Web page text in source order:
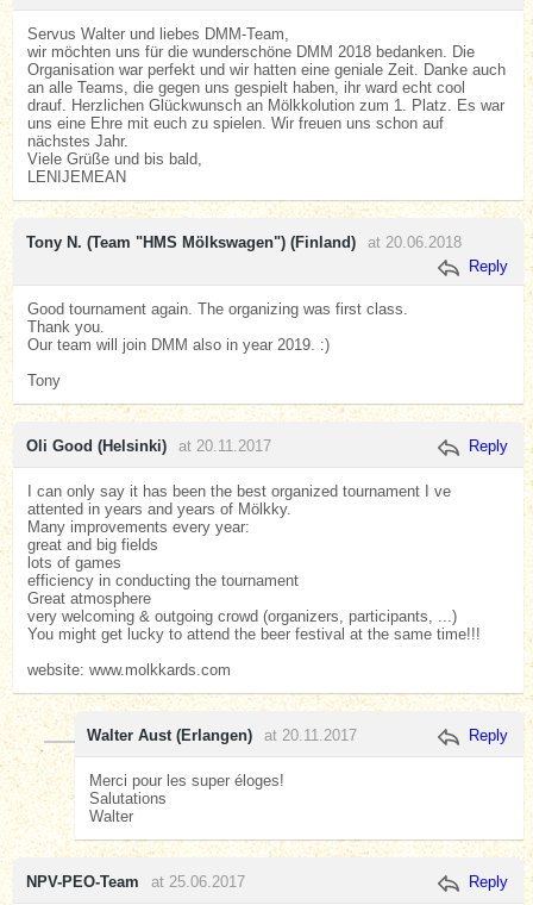
Servus Walter und liebes DMM-Team,
wir möchten uns für die wunderschöne DMM 2018 bedanken. Die
Organisation war perfekt und wir hatten eine geniale Zeit. Danke auch
an alle Teams, die gegen uns gespielt haben, ihr ward echt cool
drauf. Herzlichen Glückwunsch an Mölkkolution zum 1. Platz. Es war
uns eine Ehre mit euch zu spielen. Wir freuen uns schon auf
nächstes Jahr.
Viele Grüße und bis bald,
LENIJEMEAN
Tony N. (Team "HMS Mölkswagen") (Finland)
at 20.06.2018
Reply
Good tournament again. The organizing was first class.
Thank you.
Our team will join DMM also in year 2019. :)
Tony
Oli Good (Helsinki) at 20.11.2017 Reply
I can only say it has been the best organized tournament I ve
attented in years and years of Mölkky.
Many improvements every year:
great and big fields
lots of games
efficiency in conducting the tournament
Great atmosphere
very welcoming & outgoing crowd (organizers, participants, ...)
You might get lucky to attend the beer festival at the same time!!!
website: www.molkkards.com
Walter Aust (Erlangen) at 20.11.2017 Reply
Merci pour les super éloges!
Salutations
Walter
NPV-PEO-Team at 25.06.2017 Reply